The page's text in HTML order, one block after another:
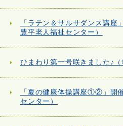
「ラテン＆サルサダンス講座
豊平老人福祉センター）
ひまわり第一号咲きました♪（
「夏の健康体操講座①②」開
センター）